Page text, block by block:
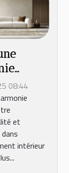
:
pour
et
dans
08:44
et
intérieur